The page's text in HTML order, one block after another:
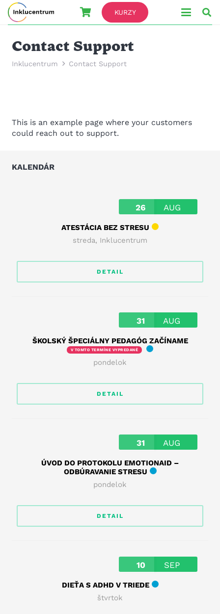
KURZY
Contact Support
Inklucentrum Contact Support
This is an example page where your customers
could reach out to support.
KALENDÁR
26 AUG
ATESTÁCIA BEZ STRESU
streda, Inklucentrum
DETAIL
31 AUG
ŠKOLSKÝ ŠPECIÁLNY PEDAGÓG ZAČÍNAME
V TOMTO TERMÍNE VYPREDANÉ
pondelok
DETAIL
31 AUG
ÚVOD DO PROTOKOLU EMOTIONAID –
ODBÚRAVANIE STRESU
pondelok
DETAIL
10 SEP
DIEŤA S ADHD V TRIEDE
štvrtok